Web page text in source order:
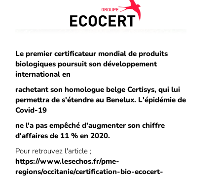
Le premier certificateur mondial de produits
biologiques poursuit son développement
international en
rachetant son homologue belge Certisys, qui lui
permettra de s'étendre au Benelux. L'épidémie de
Covid-19
ne l'a pas empêché d'augmenter son chiffre
d'affaires de 11 % en 2020.
Pour retrouvez l'article ;
https://www.lesechos.fr/pme-
regions/occitanie/certification-bio-ecocert-